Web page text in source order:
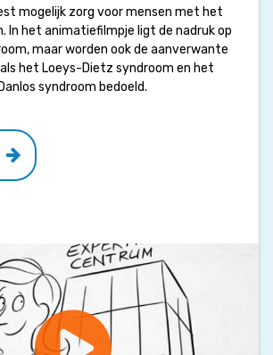
mogelijk zorg voor mensen met het
In het animatiefilmpje ligt de nadruk op
maar worden ook de aanverwante
het Loeys-Dietz syndroom en het
syndroom bedoeld.